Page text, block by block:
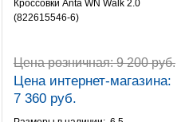
Кроссовки Anta WN Walk 2.0
(822615546-6)
Цена розничная:9 200 руб.
Цена интернет-магазина:
7 360 руб.